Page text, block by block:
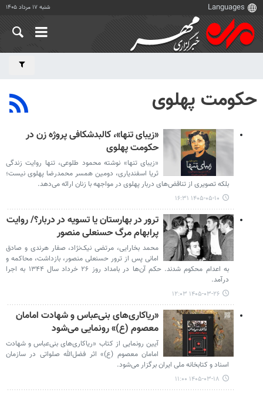
شنبه ۱۷ مرداد ۱۴۰۵
حکومت پهلوی
«زیبای تنها»، کالبدشکافی پروژه زن در
حکومت پهلوی
«زیبای تنها» نوشته محمود طلوعی، تنها روایت زندگی
ثریا اسفندیاری، دومین همسر محمدرضا پهلوی نیست؛
بلکه تصویری از تناقض‌های دربار پهلوی در مواجهه با زنان ارائه می‌دهد.
۱۴۰۵-۰۵-۱۰ ۱۶:۳۱
ترور در بهارستان یا تسویه در دربار؟/ روایت
پرابهام مرگ حسنعلی منصور
محمد بخارایی، مرتضی نیک‌نژاد، صفار هرندی و صادق
امانی پس از ترور حسنعلی منصور، بازداشت، محاکمه و
به اعدام محکوم شدند. حکم آن‌ها در بامداد روز ۲۶ خرداد سال ۱۳۴۴ به اجرا
درآمد.
۱۴۰۵-۰۳-۲۶ ۱۲:۰۳
«ریاکاری‌های بنی‌عباس و شهادت امامان
معصوم (ع)» رونمایی می‌شود
آیین رونمایی از کتاب «ریاکاری‌های بنی‌عباس و شهادت
امامان معصوم (ع)» اثر فضل‌الله صلواتی در سازمان
اسناد و کتابخانه ملی ایران برگزار می‌شود.
۱۴۰۵-۰۳-۱۸ ۱۱:۰۰